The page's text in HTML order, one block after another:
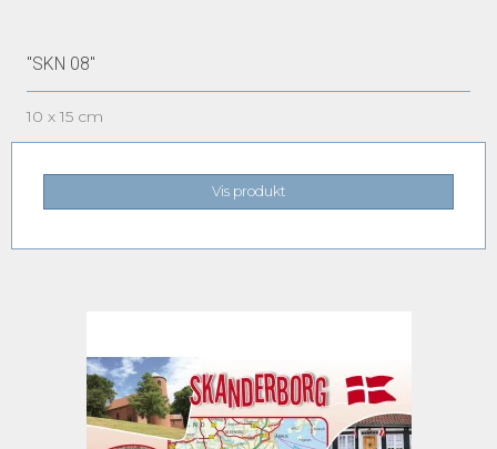
"SKN 08"
10 x 15 cm
Vis produkt